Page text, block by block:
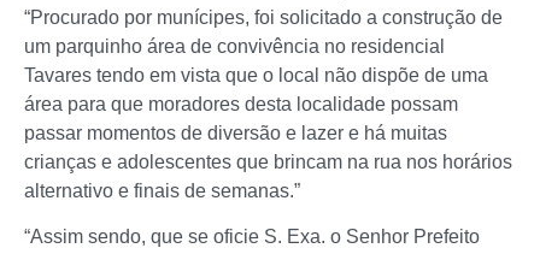
“Procurado por munícipes, foi solicitado a construção de
um parquinho área de convivência no residencial
Tavares tendo em vista que o local não dispõe de uma
área para que moradores desta localidade possam
passar momentos de diversão e lazer e há muitas
crianças e adolescentes que brincam na rua nos horários
alternativo e finais de semanas.”
“Assim sendo, que se oficie S. Exa. o Senhor Prefeito